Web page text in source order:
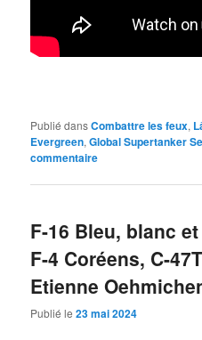
Publié dansCombattre les feux,
Evergreen,Global Supertanker
commentaire
F-16 Bleu, blanc
F-4 Coréens, C-
Etienne
Publié le23 mai 2024